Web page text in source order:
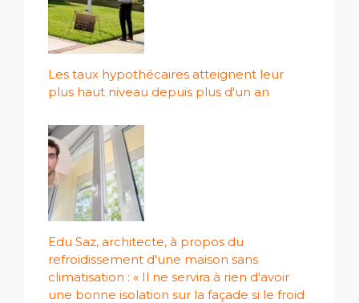
Les taux hypothécaires atteignent leur
plus haut niveau depuis plus d'un an
Edu Saz, architecte, à propos du
refroidissement d'une maison sans
climatisation : « Il ne servira à rien d'avoir
une bonne isolation sur la façade si le froid